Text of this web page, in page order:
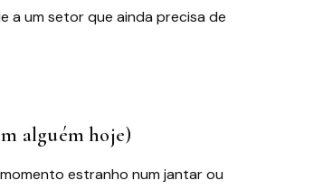
a um setor que ainda precisa de
alguém hoje)
estranho num jantar ou